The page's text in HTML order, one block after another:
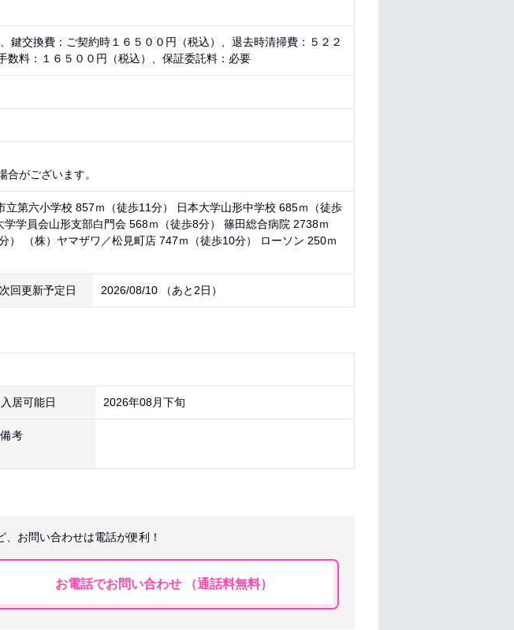
鍵交換費：ご契約時１６５００円（税込）、退去時清掃費：５２２
数料：１６５００円（税込）、保証委託料：必要
がございます。
第六小学校 857ｍ（徒歩11分） 日本大学山形中学校 685ｍ（徒歩
学員会山形支部白門会 568ｍ（徒歩8分） 篠田総合病院 2738ｍ
） （株）ヤマザワ／松見町店 747ｍ（徒歩10分） ローソン 250ｍ
次回更新予定日 2026/08/10 （あと 2日 ）
入居可能日 2026年08月下旬
備考
お問い合わせは電話が便利！
お電話でお問い合わせ （通話料無料）